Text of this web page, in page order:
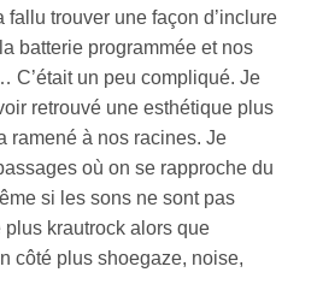
fallu trouver une façon d’inclure
batterie programmée et nos
C’était un peu compliqué. Je
retrouvé une esthétique plus
ramené à nos racines. Je
où on se rapproche du
si les sons ne sont pas
krautrock alors que
côté plus shoegaze, noise,